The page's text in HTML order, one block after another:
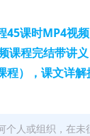
45课时MP4视
课程完结带讲
），课文详
人或组织，在